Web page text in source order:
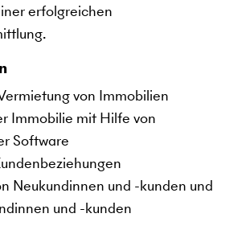
erfolgreichen
von Immobilien
Immobilie mit Hilfe von
Software
Neukundinnen und -kunden und
und -kunden